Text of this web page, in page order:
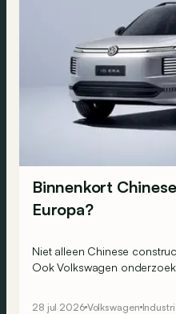
Binnenkort
Europa?
Niet alleen Chinese
Ook Volkswagen
28 jul 2026 Volkswagen